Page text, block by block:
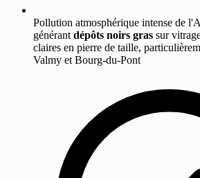
Pollution atmosphérique intense de
générant dépôts noirs gras sur
claires en pierre de taille,
Valmy et Bourg-du-Pont